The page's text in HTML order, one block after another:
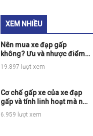
XEM NHIỀU
Nên mua xe đạp gấp
không? Ưu và nhược điểm
của xe đạp gấp là gì
19.897 lượt xem
Cơ chế gấp xe của xe đạp
gấp và tính linh hoạt mà nó
mang đến
6.959 lượt xem